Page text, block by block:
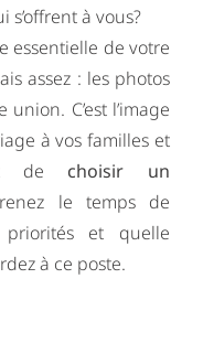
à vous?
essentielle de votre
assez : les photos
C’est l’image
à vos familles et
de choisir un
le temps de
et quelle
à ce poste.